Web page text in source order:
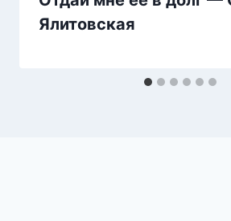
Ялитовская